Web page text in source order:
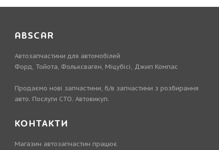
ABSCAR
Автозапчастини для автомобілей
Форд, Тойота, Фольксваген, Міцубісі, Джип Компас
Продаємо нові запчастини, б/в запчастини з розбирання
авто. Послуги СТО. Автовикуп.
КОНТАКТИ
Магазин автозапчастин працює